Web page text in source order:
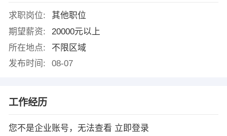
求职岗位:
其他职位
期望薪资:
20000元以上
所在地点:
不限区域
发布时间:
08-07
工作经历
您不是企业账号，无法查看 立即登录